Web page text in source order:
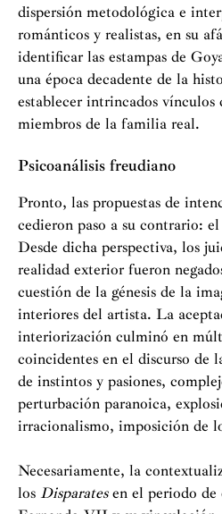
dispersión metodológica e
románticos y realistas, en su
identificar las estampas de
una época decadente de la
establecer intrincados vínculos
miembros de la familia real.
Psicoanálisis freudiano
Pronto, las propuestas de
cedieron paso a su contrario:
Desde dicha perspectiva, los
realidad exterior fueron
cuestión de la génesis de la
interiores del artista. La
interiorización culminó en
coincidentes en el discurso de
de instintos y pasiones,
perturbación paranoica,
irracionalismo, imposición de
Necesariamente, la
los Disparatesen el periodo de